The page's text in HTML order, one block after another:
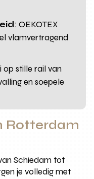
: OEKOTEX
vlamvertragend
op stille rail van
en soepele
Rotterdam
Schiedam tot
je volledig met